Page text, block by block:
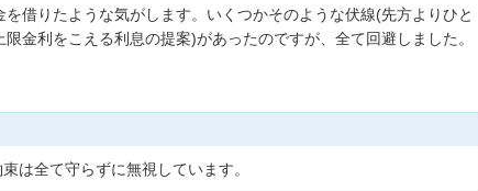
借りたような気がします。いくつかそのような伏線(先方よりひと
金利をこえる利息の提案)があったのですが、全て回避しました。
は全て守らずに無視しています。